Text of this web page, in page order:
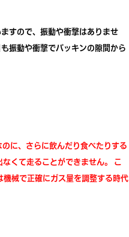
すので、振動や衝撃はありませ
振動や衝撃でパッキンの隙間から
に、さらに飲んだり食べたりする
くて走ることができません。 こ
械で正確にガス量を調整する時代